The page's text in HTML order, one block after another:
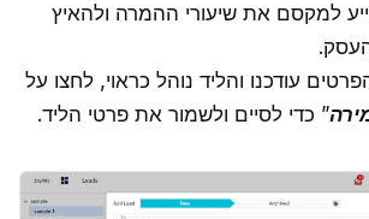
למקסם את שיעורי ההמרה ולהאיץ
עודכנו והליד נוהל כראוי, לחצו על
” כדי לסיים ולשמור את פרטי הליד.